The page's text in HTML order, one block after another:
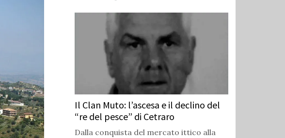
Il Clan Muto: l’ascesa e il declino del
“re del pesce” di Cetraro
Dalla conquista del mercato ittico alla